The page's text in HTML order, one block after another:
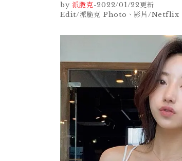
by 派脆克-2022/01/22更新
Edit/派脆克 Photo、影片/Netflix